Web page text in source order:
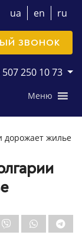
ua en ru
507 250 10 73
ЗВОНОК
Меню
дорожает жилье